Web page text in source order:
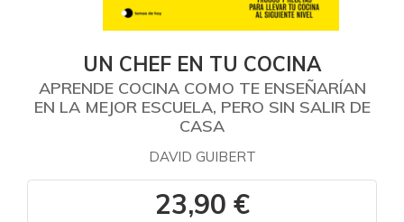
UN CHEF EN TU COCINA
APRENDE COCINA COMO TE ENSEÑARÍAN
EN LA MEJOR ESCUELA, PERO SIN SALIR DE
CASA
DAVID GUIBERT
23,90 €